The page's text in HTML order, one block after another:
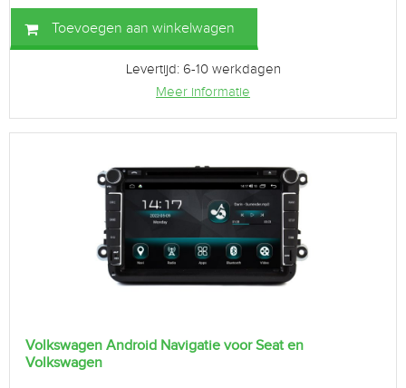
Toevoegen aan winkelwagen
Levertijd: 6-10 werkdagen
Meer informatie
Volkswagen Android Navigatie voor Seat en
Volkswagen